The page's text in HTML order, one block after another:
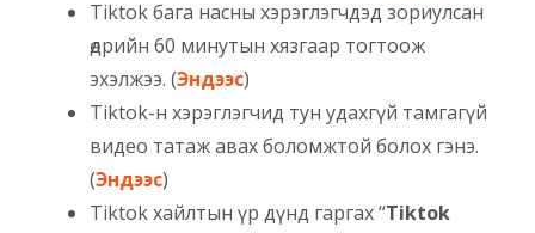
Tiktok бага насны хэрэглэгчдэд зориулсан
өдрийн 60 минутын хязгаар тогтоож
эхэлжээ. (Эндээс)
Tiktok-н хэрэглэгчид тун удахгүй тамгагүй
видео татаж авах боломжтой болох гэнэ.
(Эндээс)
Tiktok хайлтын үр дүнд гаргах “Tiktok